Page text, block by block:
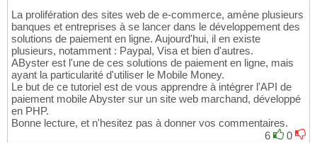
La prolifération des sites web de e-commerce, amène plusieurs
banques et entreprises à se lancer dans le développement des
solutions de paiement en ligne. Aujourd'hui, il en existe
plusieurs, notamment : Paypal, Visa et bien d'autres.
AByster est l'une de ces solutions de paiement en ligne, mais
ayant la particularité d'utiliser le Mobile Money.
Le but de ce tutoriel est de vous apprendre à intégrer l'API de
paiement mobile Abyster sur un site web marchand, développé
en PHP.
Bonne lecture, et n'hesitez pas à donner vos commentaires.
6
0